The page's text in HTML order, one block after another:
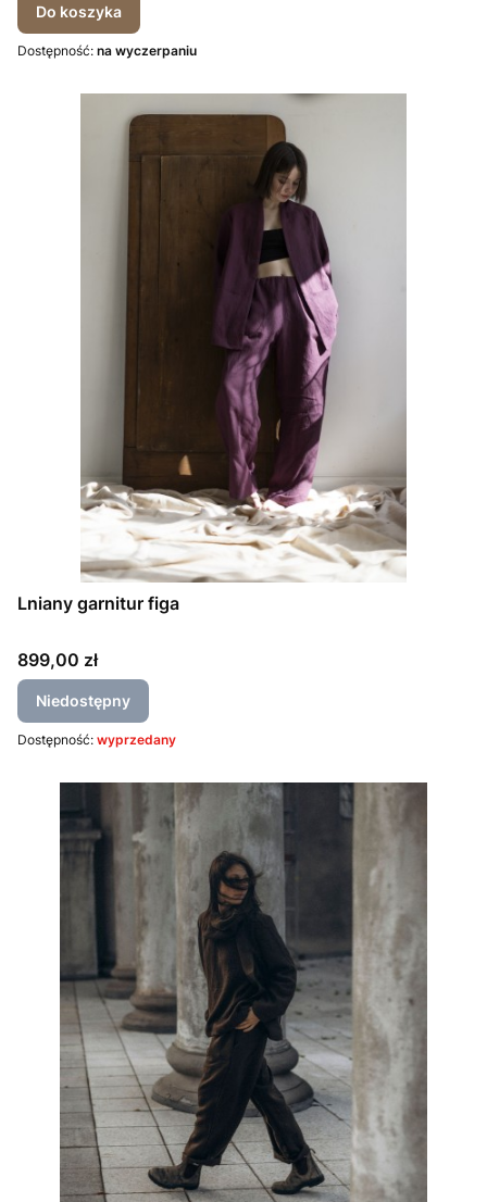
Do koszyka
Dostępność: na wyczerpaniu
Lniany garnitur figa
Cena
899,00 zł
Niedostępny
Dostępność: wyprzedany